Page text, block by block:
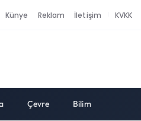
Künye Reklam İletişim KVKK
Çevre Bilim